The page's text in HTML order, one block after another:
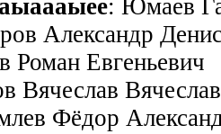
: Юмаев
Александр
Роман Евгеньевич
Вячеслав
Фёдор